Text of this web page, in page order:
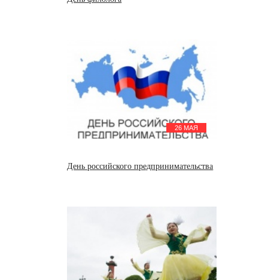
26 МАЯ
День российского предпринимательства